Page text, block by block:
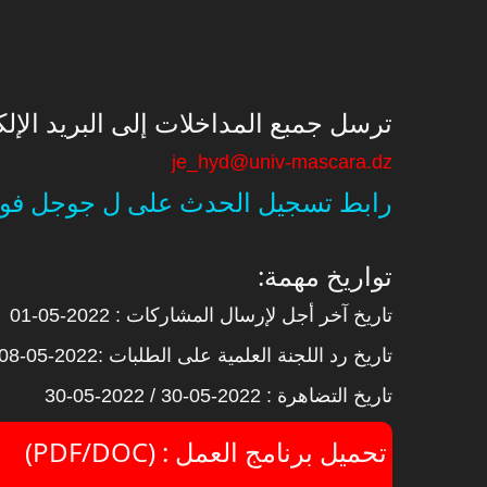
:ترسل جمبع المداخلات إلى البريد
je_hyd@univ-mascara.dz
رابط تسجيل الحدث على ل جوجل
:تواريخ مهمة
تاريخ آخر أجل لإرسال المشاركات : 2022-05-01
تاريخ رد اللجنة العلمية على الطلبات :2022-05-08
تاريخ التضاهرة : 2022-05-30 / 2022-05-30
(PDF/DOC) : تحميل برنامج العمل